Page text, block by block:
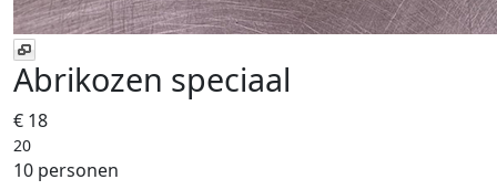
Abrikozen speciaal
€ 18
20
10 personen